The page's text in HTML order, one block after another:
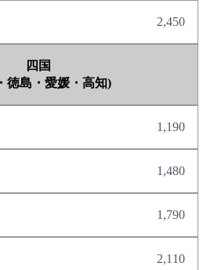
2,450
四国
徳島・愛媛・高知)
1,190
1,480
1,790
2,110